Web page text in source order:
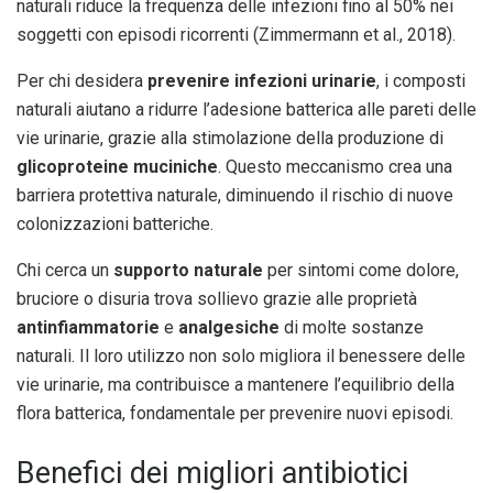
naturali riduce la frequenza delle infezioni fino al 50% nei
soggetti con episodi ricorrenti (Zimmermann et al., 2018).
Per chi desidera prevenire infezioni urinarie, i composti
naturali aiutano a ridurre l’adesione batterica alle pareti delle
vie urinarie, grazie alla stimolazione della produzione di
glicoproteine muciniche. Questo meccanismo crea una
barriera protettiva naturale, diminuendo il rischio di nuove
colonizzazioni batteriche.
Chi cerca un supporto naturale per sintomi come dolore,
bruciore o disuria trova sollievo grazie alle proprietà
antinfiammatorie e analgesiche di molte sostanze
naturali. Il loro utilizzo non solo migliora il benessere delle
vie urinarie, ma contribuisce a mantenere l’equilibrio della
flora batterica, fondamentale per prevenire nuovi episodi.
Benefici dei migliori antibiotici